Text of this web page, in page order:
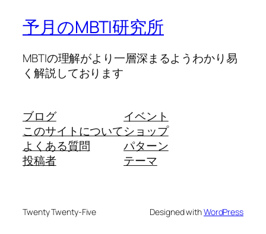
予月のMBTI研究所
MBTIの理解がより一層深まるようわかり易
く解説しております
ブログ
このサイトについて
よくある質問
投稿者
イベント
ショップ
パターン
テーマ
Twenty Twenty-Five Designed withWordPress